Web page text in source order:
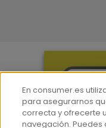
En consumer.es
para asegurarnos
correcta y ofrecerte
navegación.